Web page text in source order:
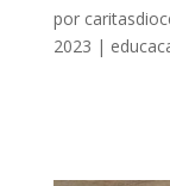
por
2023 |